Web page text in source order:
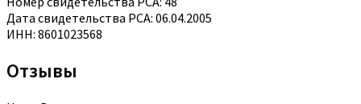
Дата свидетельства РСА: 06.04.2005
ИНН: 8601023568
Отзывы